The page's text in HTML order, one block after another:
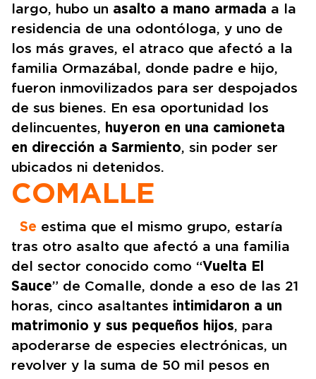
largo, hubo un asalto a mano armada a la
residencia de una odontóloga, y uno de
los más graves, el atraco que afectó a la
familia Ormazábal, donde padre e hijo,
fueron inmovilizados para ser despojados
de sus bienes. En esa oportunidad los
delincuentes, huyeron en una camioneta
en dirección a Sarmiento, sin poder ser
ubicados ni detenidos.
COMALLE
Se estima que el mismo grupo, estaría
tras otro asalto que afectó a una familia
del sector conocido como “Vuelta El
Sauce” de Comalle, donde a eso de las 21
horas, cinco asaltantes intimidaron a un
matrimonio y sus pequeños hijos, para
apoderarse de especies electrónicas, un
revolver y la suma de 50 mil pesos en